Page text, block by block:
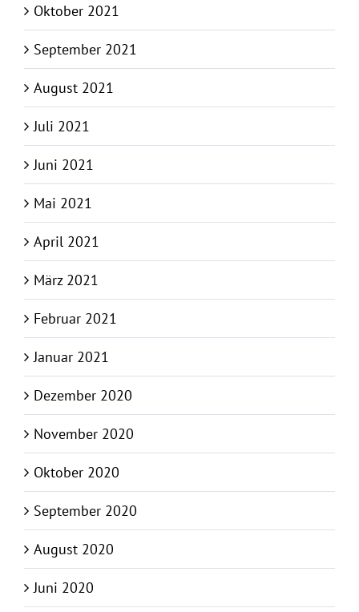
Oktober 2021
September 2021
August 2021
Juli 2021
Juni 2021
Mai 2021
April 2021
März 2021
Februar 2021
Januar 2021
Dezember 2020
November 2020
Oktober 2020
September 2020
August 2020
Juni 2020